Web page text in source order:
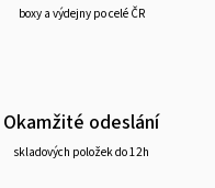
boxy a výdejny po celé ČR
Okamžité odeslání
skladových položek do 12h